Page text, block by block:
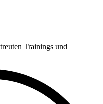
Trainings und